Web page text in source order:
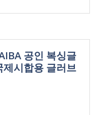
공인 복싱글
제시합용 글러브